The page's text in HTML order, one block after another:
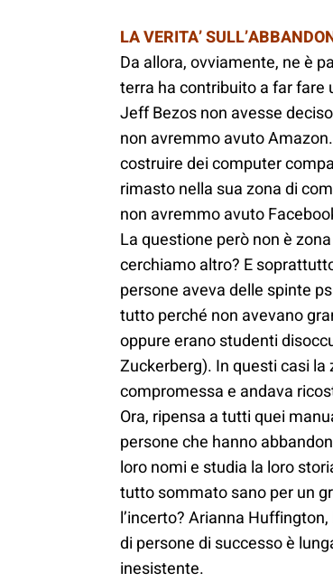
LA VERITA’
Da allora, ovviamente, ne è
terra ha contribuito a far fare
Jeff Bezos non avesse
non avremmo avuto
costruire dei computer
rimasto nella sua zona di
non avremmo avuto
La questione però non è
cerchiamo altro? E
persone aveva delle spinte
tutto perché non avevano
oppure erano studenti
Zuckerberg). In questi casi
compromessa e andava
Ora, ripensa a tutti quei
persone che hanno
loro nomi e studia la loro
tutto sommato sano per un
l’incerto? Arianna
di persone di successo è
inesistente.